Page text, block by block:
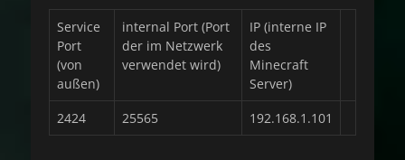
Service
Port
(von
außen)
internal Port (Port
der im Netzwerk
verwendet wird)
IP (interne IP
des
Minecraft
Server)
2424
25565 192.168.1.101